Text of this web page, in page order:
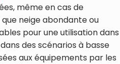
même en cas de
neige abondante ou
pour une utilisation dans
des scénarios à basse
aux équipements par les